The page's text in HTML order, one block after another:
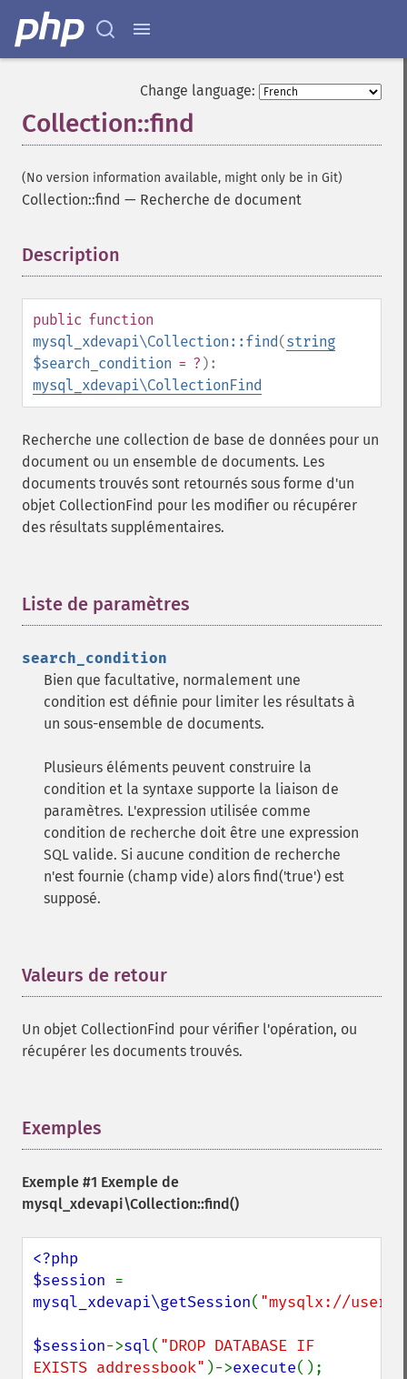
Change language:
Collection::find
(No version information available, might only be in Git)
Collection::find — Recherche de document
Description
public function
mysql_xdevapi\Collection::find(string
$search_condition = ? ):
mysql_xdevapi\CollectionFind
Recherche une collection de base de données pour un
document ou un ensemble de documents. Les
documents trouvés sont retournés sous forme d'un
objet CollectionFind pour les modifier ou récupérer
des résultats supplémentaires.
Liste de paramètres
search_condition
Bien que facultative, normalement une
condition est définie pour limiter les résultats à
un sous-ensemble de documents.
Plusieurs éléments peuvent construire la
condition et la syntaxe supporte la liaison de
paramètres. L'expression utilisée comme
condition de recherche doit être une expression
SQL valide. Si aucune condition de recherche
n'est fournie (champ vide) alors find('true') est
supposé.
Valeurs de retour
Un objet CollectionFind pour vérifier l'opération, ou
récupérer les documents trouvés.
Exemples
Exemple #1 Exemple de
mysql_xdevapi\Collection::find()
<?php
$session
mysql_xdevapi\getSession( "mysqlx://
$session->sql( "DROP DATABASE IF
EXISTS addressbook" )->execute